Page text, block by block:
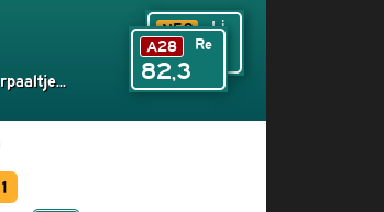
A28
82,3
Re
N50
240,6
Li